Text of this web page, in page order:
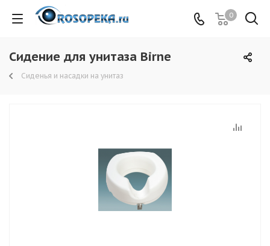
0
Сидение для унитаза Birne
Сиденья и насадки на унитаз